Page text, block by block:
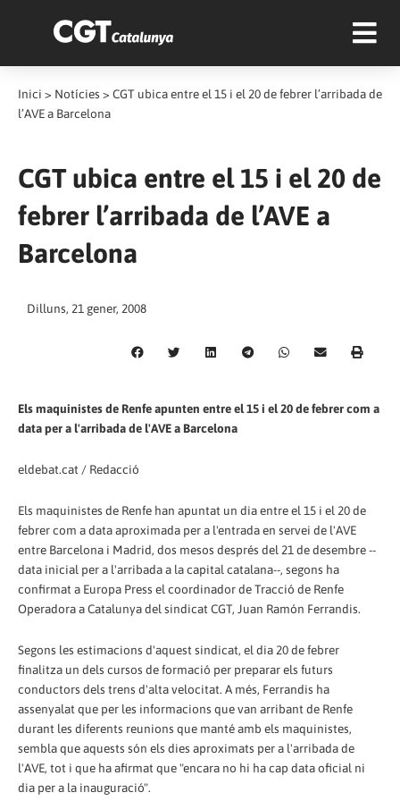
Inici > Notícies > CGT ubica entre el 15 i el 20 de febrer l’arribada de
l’AVE a Barcelona
CGT ubica entre el 15 i el 20 de
febrer l’arribada de l’AVE a
Barcelona
Dilluns, 21 gener, 2008
Els maquinistes de Renfe apunten entre el 15 i el 20 de febrer com a
data per a l'arribada de l'AVE a Barcelona
eldebat.cat / Redacció
Els maquinistes de Renfe han apuntat un dia entre el 15 i el 20 de
febrer com a data aproximada per a l'entrada en servei de l'AVE
entre Barcelona i Madrid, dos mesos després del 21 de desembre --
data inicial per a l'arribada a la capital catalana--, segons ha
confirmat a Europa Press el coordinador de Tracció de Renfe
Operadora a Catalunya del sindicat CGT, Juan Ramón Ferrandis.
Segons les estimacions d'aquest sindicat, el dia 20 de febrer
finalitza un dels cursos de formació per preparar els futurs
conductors dels trens d'alta velocitat. A més, Ferrandis ha
assenyalat que per les informacions que van arribant de Renfe
durant les diferents reunions que manté amb els maquinistes,
sembla que aquests són els dies aproximats per a l'arribada de
l'AVE, tot i que ha afirmat que "encara no hi ha cap data oficial ni
dia per a la inauguració".